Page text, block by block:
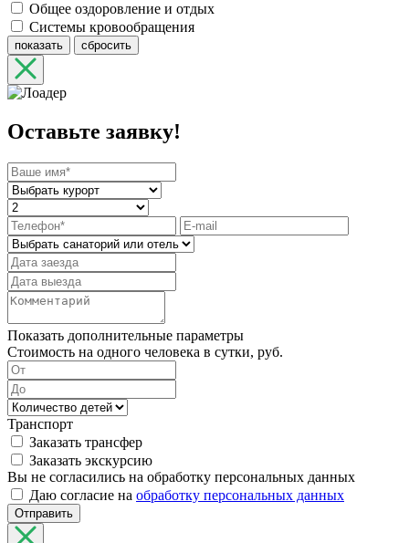
Общее оздоровление и отдых
Системы кровообращения
показать сбросить
Оставьте заявку!
Показать дополнительные параметры
Стоимость на одного человека в сутки, руб.
Транспорт
Заказать трансфер
Заказать экскурсию
Вы не согласились на обработку персональных данных
Даю согласие на обработку персональных данных
Отправить